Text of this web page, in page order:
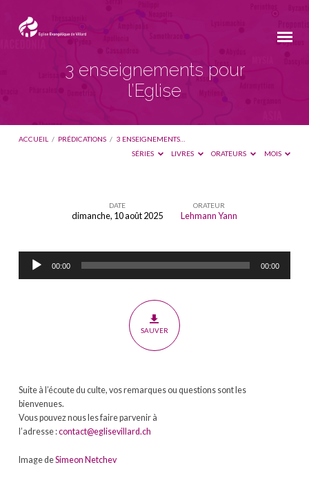
3 enseignements pour
l’Eglise
ACCUEIL / PRÉDICATIONS / 3 ENSEIGNEMENTS…
SÉRIES
LIVRES ORATEURS MOIS
pour
l’Eglise
DATE
dimanche, 10 août 2025
ORATEUR
Lehmann Yann
Lecteur
audio
00:00 00:00
SAUVER
Suite à l’écoute du culte, vos remarques ou questions sont les
bienvenues.
Vous pouvez nous les faire parvenir à
l’adresse :contact@eglisevillard.ch
Image deSimeon Netchev